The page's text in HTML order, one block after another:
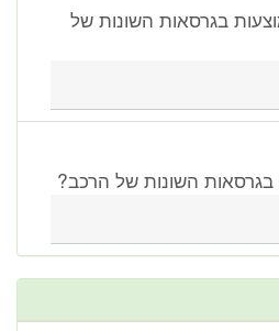
בגרסאות השונות של
בגרסאות השונות של הרכב?